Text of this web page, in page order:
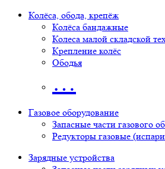
Колёса, обода, крепёж
Колёса бандажные
Колеса малой складской
Крепление колёс
Ободья
…
Газовое оборудование
Запасные части газового
Редукторы газовые
Зарядные устройства